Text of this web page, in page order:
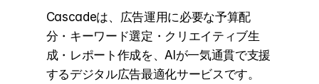
Cascadeは、広告運用に必要な予算配
分・キーワード選定・クリエイティブ生
成・レポート作成を、AIが一気通貫で支援
するデジタル広告最適化サービスです。